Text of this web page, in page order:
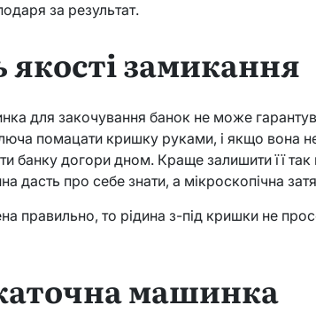
за результат.
замикання
для закочування банок не може
помацати кришку руками, і якщо вона
банку догори дном. Краще залишити її так
дасть про себе знати, а мікроскопічна
правильно, то рідина з-під кришки не
машинка